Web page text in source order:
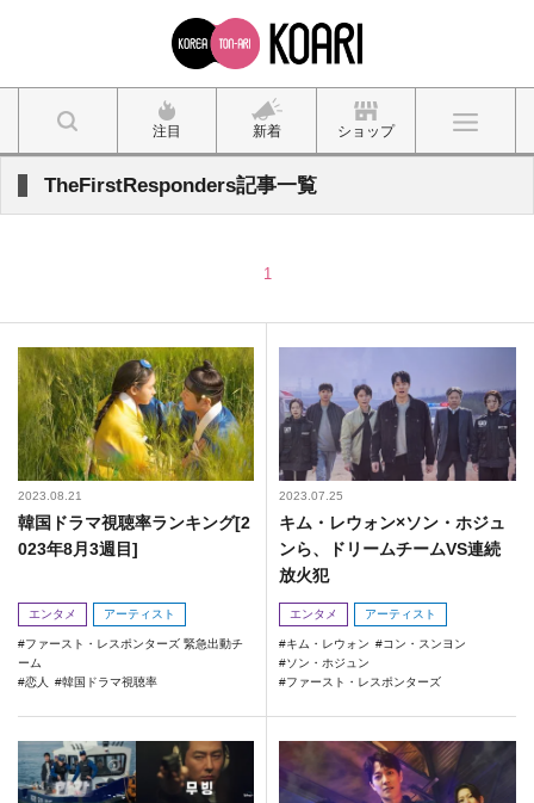
注目 新着 ショップ
TheFirstResponders記事一覧
1
2023.08.21
韓国ドラマ視聴率ランキング[2
023年8月3週目]
エンタメ アーティスト
ファースト・レスポンターズ 緊急出動チ
ーム
恋人
韓国ドラマ視聴率
2023.07.25
キム・レウォン×ソン・ホジュ
ンら、ドリームチームVS連続
放火犯
エンタメ アーティスト
キム・レウォン
コン・スンヨン
ソン・ホジュン
ファースト・レスポンターズ